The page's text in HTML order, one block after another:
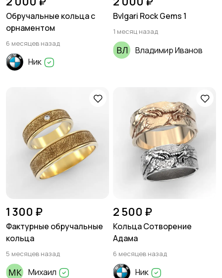
Обручальные кольца с
орнаментом
6 месяцев назад
Ник
Bvlgari Rock Gems 1
1 месяц назад
Владимир Иванов
1 300 ₽
Фактурные обручальные
кольца
5 месяцев назад
Михаил
2 500 ₽
Кольца Сотворение
Адама
6 месяцев назад
Ник